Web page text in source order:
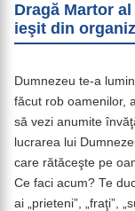
Dragă Martor
ieşit din
Dumnezeu te-a
făcut rob oamenilor,
să vezi anumite
lucrarea lui
care rătăceşte pe
Ce faci acum? Te
ai „prieteni”, „fraţi”,